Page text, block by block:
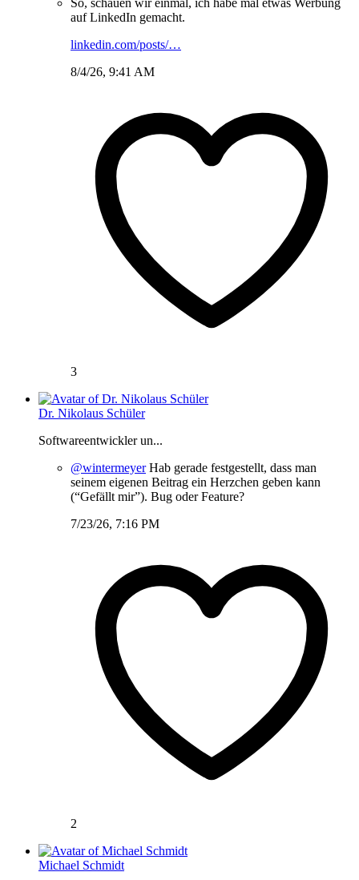
auf LinkedIn gemacht.
linkedin.com/posts/…
8/4/26, 9:41 AM
3
Dr. Nikolaus Schüler
Softwareentwickler un...
@wintermeyerHab gerade festgestellt, dass man
seinem eigenen Beitrag ein Herzchen geben kann
(“Gefällt mir”). Bug oder Feature?
7/23/26, 7:16 PM
2
Michael Schmidt